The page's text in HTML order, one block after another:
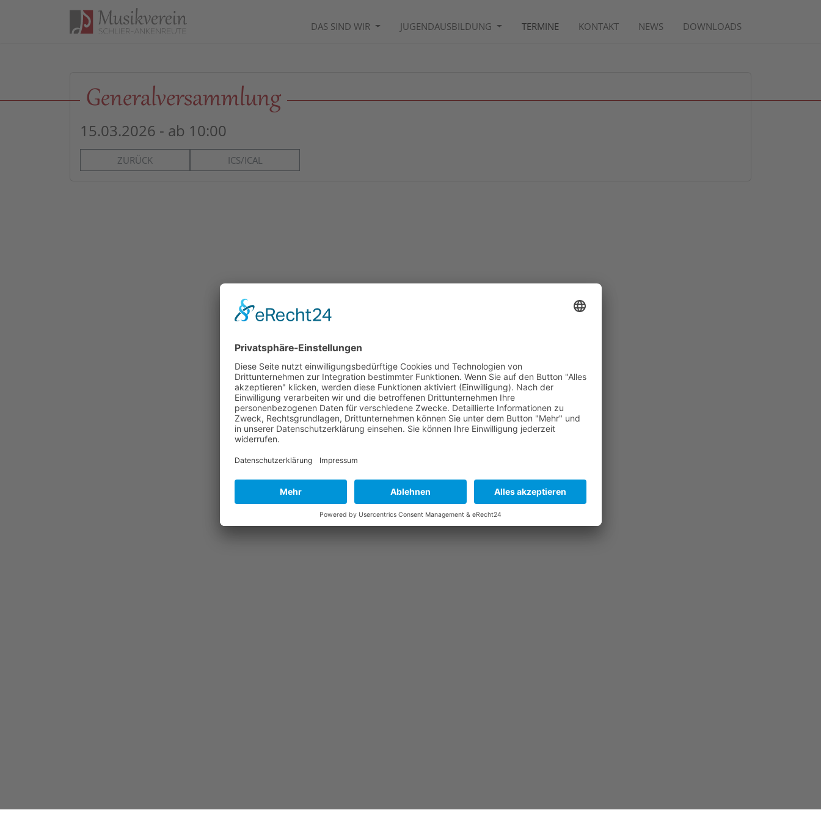
Direkt zur Hauptnavigation springen
DAS SIND WIR
JUGENDAUSBILDUNG TERMINE KONTAKT NEWS DOWNLOADS
Generalversammlung
15.03.2026 - ab 10:00
ZURÜCK ICS/ICAL